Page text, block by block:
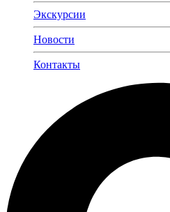
Экскурсии
Новости
Контакты